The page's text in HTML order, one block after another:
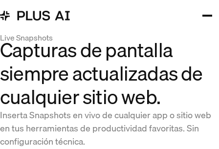
Live Snapshots
Capturas de pantalla
siempre actualizadas de
cualquier sitio web.
Inserta Snapshots en vivo de cualquier app o sitio web
en tus herramientas de productividad favoritas. Sin
configuración técnica.